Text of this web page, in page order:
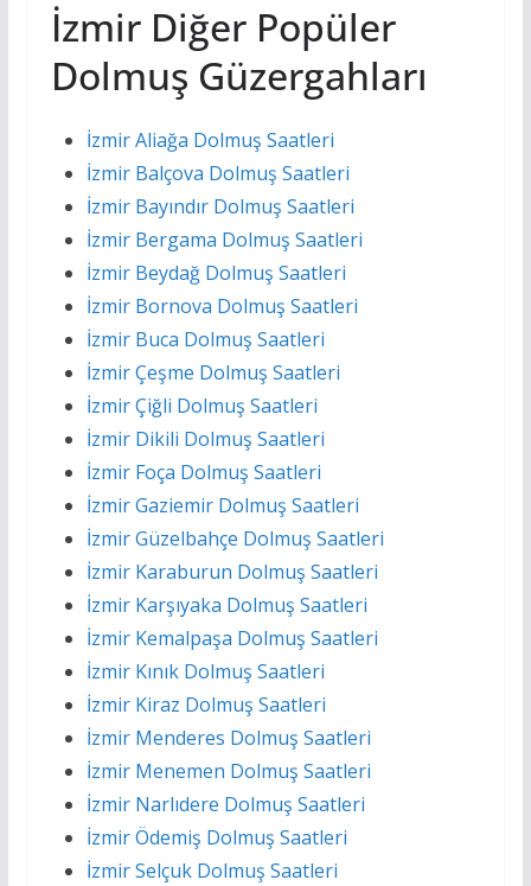
İzmir Diğer Popüler
Dolmuş Güzergahları
İzmir Aliağa Dolmuş Saatleri
İzmir Balçova Dolmuş Saatleri
İzmir Bayındır Dolmuş Saatleri
İzmir Bergama Dolmuş Saatleri
İzmir Beydağ Dolmuş Saatleri
İzmir Bornova Dolmuş Saatleri
İzmir Buca Dolmuş Saatleri
İzmir Çeşme Dolmuş Saatleri
İzmir Çiğli Dolmuş Saatleri
İzmir Dikili Dolmuş Saatleri
İzmir Foça Dolmuş Saatleri
İzmir Gaziemir Dolmuş Saatleri
İzmir Güzelbahçe Dolmuş Saatleri
İzmir Karaburun Dolmuş Saatleri
İzmir Karşıyaka Dolmuş Saatleri
İzmir Kemalpaşa Dolmuş Saatleri
İzmir Kınık Dolmuş Saatleri
İzmir Kiraz Dolmuş Saatleri
İzmir Menderes Dolmuş Saatleri
İzmir Menemen Dolmuş Saatleri
İzmir Narlıdere Dolmuş Saatleri
İzmir Ödemiş Dolmuş Saatleri
İzmir Selçuk Dolmuş Saatleri